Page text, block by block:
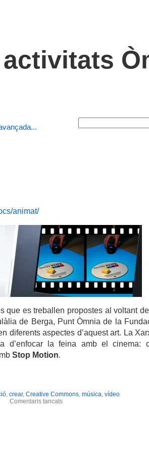
animat/
que es treballen propostes al voltant
de Berga, Punt Òmnia de la
diferents aspectes d’aquest art. La
d’enfocar la feina amb el cinema:
Stop Motion.
, crear, Creative Commons, música, vídeo
Comentaris tancatsa